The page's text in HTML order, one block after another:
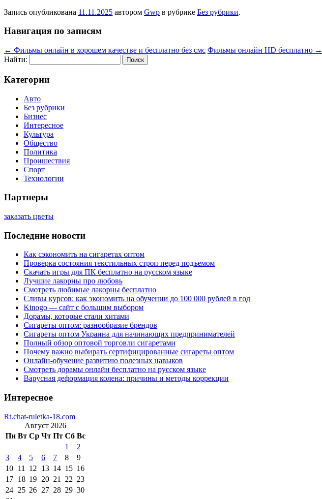
Запись опубликована 11.11.2025 автором Gwp в рубрике Без рубрики.
Навигация по записям
← Фильмы онлайн в хорошем качестве и бесплатно без смс Фильмы онлайн HD бесплатно →
Найти:
Категории
Авто
Без рубрики
Бизнес
Интересное
Культура
Общество
Политика
Проишествия
Спорт
Технологии
Партнеры
заказать цветы
Последние новости
Как сэкономить на сигаретах оптом
Проверка состояния текстильных строп перед подъемом
Скачать игры для ПК бесплатно на русском языке
Лучшие лакорны про любовь
Смотреть любимые лакорны бесплатно
Сливы курсов: как экономить на обучении до 100 000 рублей в год
Kinogo — сайт с большим выбором
Дорамы, которые стали хитами
Сигареты оптом: разнообразие брендов
Сигареты оптом Украина для начинающих предпринимателей
Полный обзор оптовой торговли сигаретами
Почему важно выбирать сертифицированные сигареты оптом
Онлайн-обучение развитию полезных навыков
Смотреть дорамы онлайн бесплатно на русском языке
Варусная деформация колена: причины и методы коррекции
Интересное
Rt.chat-ruletka-18.com
Август 2026
Пн Вт Ср Чт Пт Сб Вс
1
2
3
4 5 6 7 8
9
10 11 12 13 14 15 16
17 18 19 20 21 22 23
24 25 26 27 28 29 30